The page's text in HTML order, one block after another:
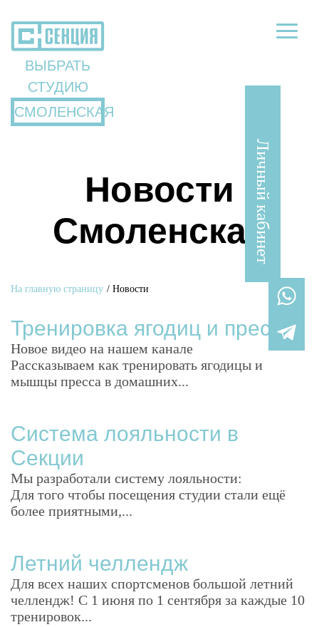
Личный кабинет
ВЫБРАТЬ
СТУДИЮ
СМОЛЕНСКАЯ
Новости
Смоленская
На главную страницу / Новости
Тренировка ягодиц и пресса
Новое видео на нашем канале
Рассказываем как тренировать ягодицы и
мышцы пресса в домашних...
Система лояльности в
Секции
Мы разработали систему лояльности:
Для того чтобы посещения студии стали ещё
более приятными,...
Летний челлендж
Для всех наших спортсменов большой летний
челлендж! С 1 июня по 1 сентября за каждые 10
тренировок...